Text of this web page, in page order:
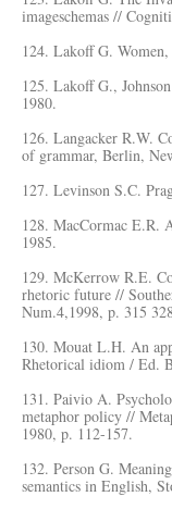
imageschemas //
124. Lakoff G.
125. Lakoff G.,
1980.
126. Langacker R.W.
of grammar, Berlin,
127. Levinson S.C.
128. MacCormac E.R.
1985.
129. McKerrow R.E.
rhetoric future //
Num.4,1998, p. 315
130. Mouat L.H. An
Rhetorical idiom / Ed.
131. Paivio A.
metaphor policy //
1980, p. 112-157.
132. Person G.
semantics in English,